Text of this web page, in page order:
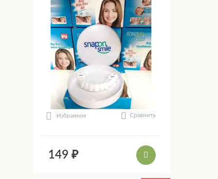
Избранное Сравнить
149 ₽